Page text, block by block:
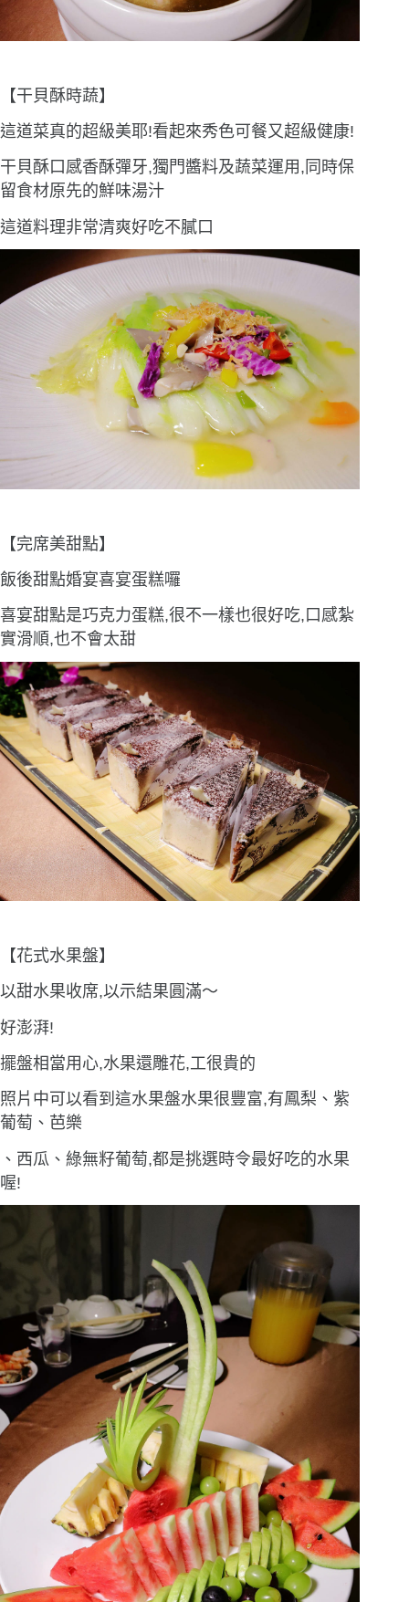
【干貝酥時蔬】
這道菜真的超級美耶!看起來秀色可餐又超級健康!
干貝酥口感香酥彈牙,獨門醬料及蔬菜運用,同時保
留食材原先的鮮味湯汁
這道料理非常清爽好吃不膩口
【完席美甜點】
飯後甜點婚宴喜宴蛋糕囉
喜宴甜點是巧克力蛋糕,很不一樣也很好吃,口感紮
實滑順,也不會太甜
【花式水果盤】
以甜水果收席,以示結果圓滿〜
好澎湃!
擺盤相當用心,水果還雕花,工很貴的
照片中可以看到這水果盤水果很豐富,有鳳梨、紫
葡萄、芭樂
、西瓜、綠無籽葡萄,都是挑選時令最好吃的水果
喔!